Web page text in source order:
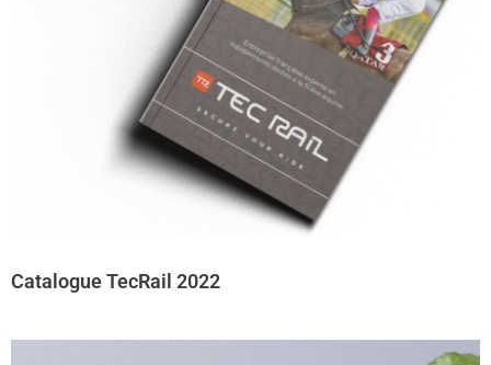
Catalogue TecRail 2022